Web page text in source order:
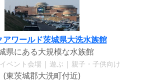
ワールド茨城県大洗水族館
県にある大規模な水族館
ベント会場 | 遊ぶ | 親子・子供向け
(東茨城郡大洗町付近)